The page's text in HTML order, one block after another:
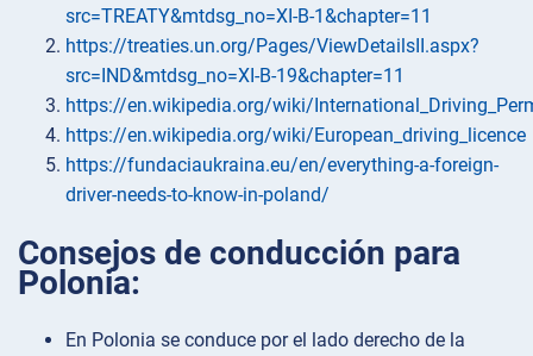
src=TREATY&mtdsg_no=XI-B-1&chapter=11
https://treaties.un.org/Pages/ViewDetailsII.aspx?
src=IND&mtdsg_no=XI-B-19&chapter=11
https://en.wikipedia.org/wiki/
https://en.wikipedia.org/wiki/European_driving_licence
https://fundaciaukraina.eu/en/everything-a-foreign-
driver-needs-to-know-in-poland/
Consejos de conducción para
Polonia:
En Polonia se conduce por el lado derecho de la